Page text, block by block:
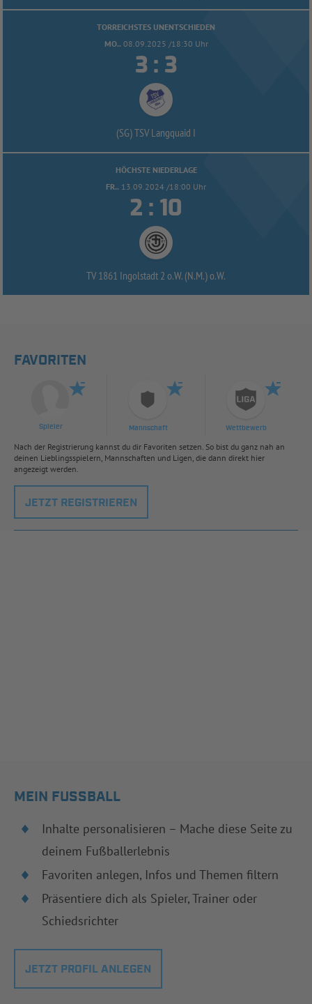
TORREICHSTES UNENTSCHIEDEN
MO.. 08.09.2025 /18:30 Uhr
 : 
(SG) TSV Langquaid I
HÖCHSTE NIEDERLAGE
FR.. 13.09.2024 /18:00 Uhr
 : 
TV 1861 Ingolstadt 2 o.W. (N.M.) o.W.
FAVORITEN
Spieler Mannschaft Wettbewerb
Nach der Registrierung kannst du dir Favoriten setzen. So bist du ganz nah an
deinen Lieblingsspielern, Mannschaften und Ligen, die dann direkt hier
angezeigt werden.
JETZT REGISTRIEREN
MEIN FUSSBALL
Inhalte personalisieren – Mache diese Seite zu
deinem Fußballerlebnis
Favoriten anlegen, Infos und Themen filtern
Präsentiere dich als Spieler, Trainer oder
Schiedsrichter
JETZT PROFIL ANLEGEN